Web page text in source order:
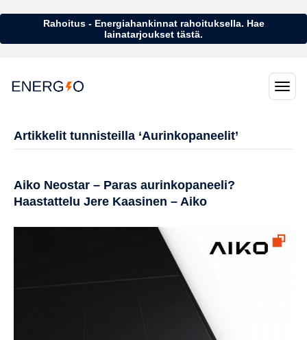
Rahoitus - Energiahankinnat rahoituksella. Hae
lainatarjoukset tästä.
Artikkelit tunnisteilla ‘Aurinkopaneelit’
Aiko Neostar – Paras aurinkopaneeli?
Haastattelu Jere Kaasinen – Aiko